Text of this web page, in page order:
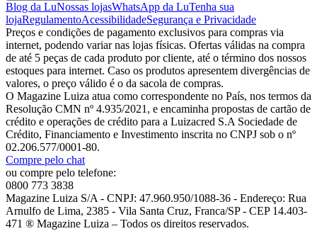
Blog da LuNossas lojasWhatsApp da LuTenha sua
lojaRegulamentoAcessibilidadeSegurança e Privacidade
Preços e condições de pagamento exclusivos para compras via
internet, podendo variar nas lojas físicas. Ofertas válidas na compra
de até 5 peças de cada produto por cliente, até o término dos nossos
estoques para internet. Caso os produtos apresentem divergências de
valores, o preço válido é o da sacola de compras.
O Magazine Luiza atua como correspondente no País, nos termos da
Resolução CMN nº 4.935/2021, e encaminha propostas de cartão de
crédito e operações de crédito para a Luizacred S.A Sociedade de
Crédito, Financiamento e Investimento inscrita no CNPJ sob o nº
02.206.577/0001-80.
Compre pelo chat
ou compre pelo telefone:
0800 773 3838
Magazine Luiza S/A - CNPJ: 47.960.950/1088-36 - Endereço: Rua
Arnulfo de Lima, 2385 - Vila Santa Cruz, Franca/SP - CEP 14.403-
471 ® Magazine Luiza – Todos os direitos reservados.